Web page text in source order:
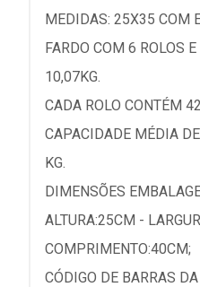
MEDIDAS: 25X35 COM
FARDO COM 6 ROLOS
10,07KG.
CADA ROLO CONTÉM
CAPACIDADE MÉDIA
KG.
DIMENSÕES
ALTURA:25CM -
COMPRIMENTO:40CM;
CÓDIGO DE BARRAS